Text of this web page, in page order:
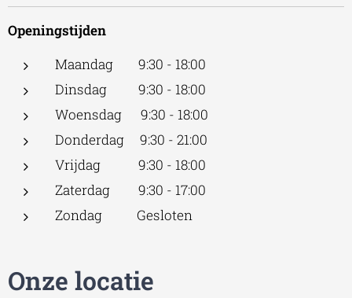
Openingstijden
Maandag 9:30 - 18:00
Dinsdag 9:30 - 18:00
Woensdag 9:30 - 18:00
Donderdag 9:30 - 21:00
Vrijdag 9:30 - 18:00
Zaterdag 9:30 - 17:00
Zondag Gesloten
Onze locatie